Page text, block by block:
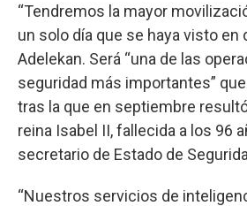
“Tendremos la mayor
un solo día que se haya visto en
Adelekan. Será “una de las
seguridad más importantes”
tras la que en septiembre
reina Isabel II, fallecida a los 96
secretario de Estado de
“Nuestros servicios de